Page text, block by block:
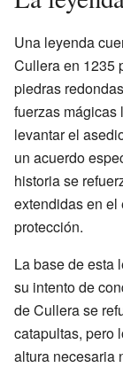
Una leyenda
Cullera en 1235
piedras
fuerzas mágicas
levantar el
un acuerdo
historia se
extendidas en el
protección.
La base de esta
su intento de
de Cullera se
catapultas, pero
altura necesaria